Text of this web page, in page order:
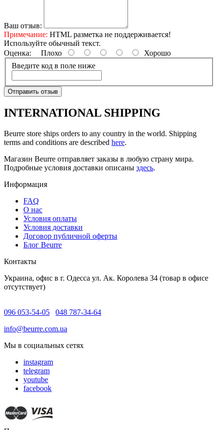
Ваш отзыв:
Примечание: HTML разметка не поддерживается!
Используйте обычный текст.
Оценка: Плохо
Хорошо
Введите код в поле ниже
Отправить отзыв
INTERNATIONAL SHIPPING
Beurre store ships orders to any country in the world. Shipping
terms and conditions are described here.
Магазин Beurre отправляет заказы в любую страну мира.
Подробные условия доставки описаны здесь.
Информация
FAQ
O нас
Условия оплаты
Условия доставки
Договор публичной оферты
Блог Beurre
Контакты
Украина, офис в г. Одесса ул. Ак. Королева 34 (товар в офисе
отсутствует)
096 053-54-05
048 787-34-64
info@beurre.com.ua
Мы в социальных сетях
instagram
telegram
youtube
facebook